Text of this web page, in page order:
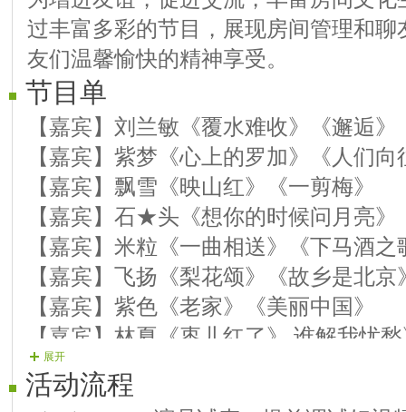
过丰富多彩的节目，展现房间管理和
友们温馨愉快的精神享受。
节目单
【嘉宾】刘兰敏《覆水难收》《邂逅》
【嘉宾】紫梦《心上的罗加》《人们
【嘉宾】飘雪《映山红》《一剪梅》
【嘉宾】石★头《想你的时候问月亮》
【嘉宾】米粒《一曲相送》《下马酒之
【嘉宾】飞扬《梨花颂》《故乡是北京
【嘉宾】紫色《老家》《美丽中国》
【嘉宾】林夏《枣儿红了》 谁解我忧
【嘉宾】小微《今天是你的生日》《女
【嘉宾】诗歌《你是我的歌》《星月神
展开
活动流程